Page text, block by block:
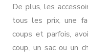
De plus, les
tous les prix, une
coups et parfois,
coup, un sac ou un